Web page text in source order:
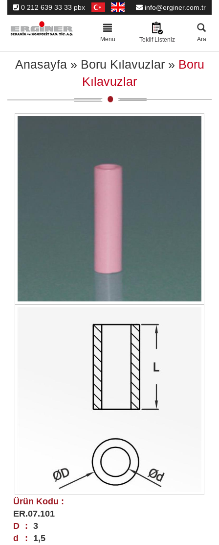
0 212 639 33 33 pbx info@erginer.com.tr
Toggle
navigation
Menü Teklif Listeniz Ara
Anasayfa» Boru Kılavuzlar» Boru
Kılavuzlar
Ürün Kodu :
ER.07.101
D
: 3
d
:
1,5